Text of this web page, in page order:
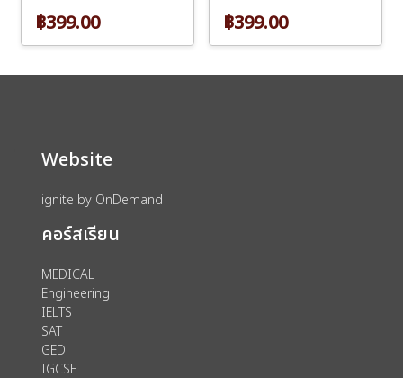
฿399.00 ฿399.00
Website
ignite by OnDemand
คอร์สเรียน
MEDICAL
Engineering
IELTS
SAT
GED
IGCSE